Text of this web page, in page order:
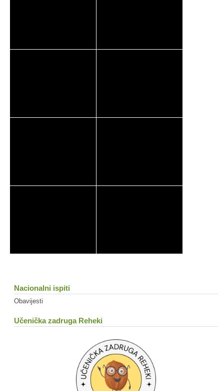
Nacionalni ispiti
Obavijesti
Učenička zadruga Reheki